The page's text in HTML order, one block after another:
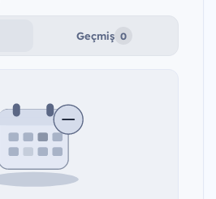
Geçmiş 0